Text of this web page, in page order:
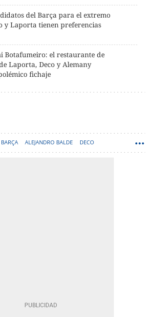
del Barça para el extremo
y Laporta tienen preferencias
Botafumeiro: el restaurante de
Laporta, Deco y Alemany
fichaje
BARÇA ALEJANDRO BALDE DECO